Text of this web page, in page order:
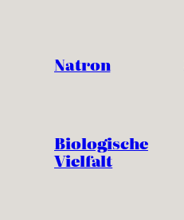
Natron
Biologische
Vielfalt